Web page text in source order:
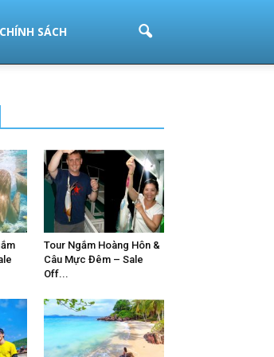
SÁCH
Tour Ngắm Hoàng Hôn &
Câu Mực Đêm – Sale
Off...